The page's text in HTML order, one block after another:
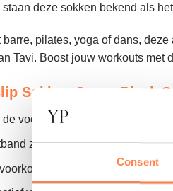
Consent
deze sokken bekend als
pilates, yoga of dans,
Tavi. Boost jouw workouts met
Sokken Savvy Black
voet zorgt voor een stevige
zorgt voor extra comfort en
verdraaien en beschermt